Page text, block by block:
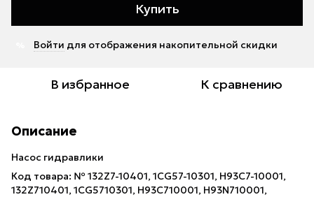
Купить
Войти для отображения накопительной скидки
В избранное К сравнению
Описание
Насос гидравлики
Код товара: № 132Z7-10401, 1CG57-10301, H93C7-10001,
132Z710401, 1CG5710301, H93C710001, H93N710001,